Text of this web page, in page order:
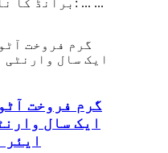
برانڈ کا نام: واگور کار ماڈل: ... ...
گرم فروخت
ایئر